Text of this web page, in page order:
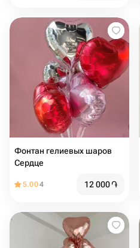
Фонтан гелиевых шаров
Сердце
5.004 12 000֏